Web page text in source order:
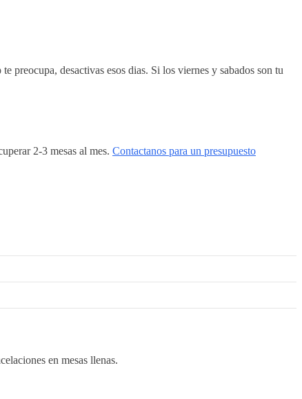
preocupa, desactivas esos dias. Si los viernes y sabados son tu
2-3 mesas al mes. Contactanos para un presupuesto
en mesas llenas.